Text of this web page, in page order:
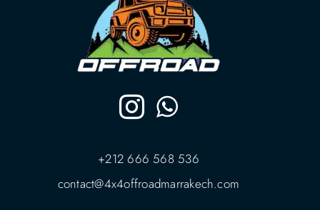
+212 666 568 536
contact@4x4offroadmarrakech.com